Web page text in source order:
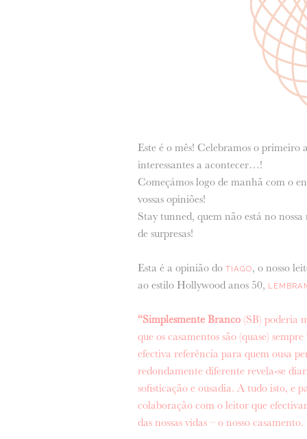
Este é o mês! Celebramos o primeiro
interessantes a acontecer…!
Começámos logo de manhã com o
vossas opiniões!
Stay tunned, quem não está no
de surpresas!
Esta é a opinião do TIAGO, o nosso
ao estilo Hollywood anos 50,
“Simplesmente Branco(SB) poderia
que os casamentos são (quase)
efectiva referência para quem ousa
redondamente diferente revela-se
sofisticação e ousadia. A tudo isto, e
colaboração com o leitor que
das nossas vidas – o nosso casamento.